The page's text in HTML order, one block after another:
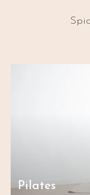
Pilates